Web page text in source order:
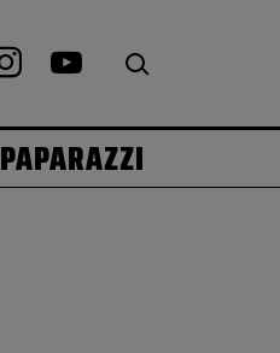
PAPARAZZI